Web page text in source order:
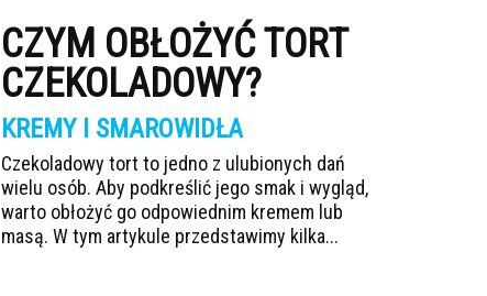
CZYM OBŁOŻYĆ TORT
CZEKOLADOWY?
KREMY I SMAROWIDŁA
Czekoladowy tort to jedno z ulubionych dań
wielu osób. Aby podkreślić jego smak i wygląd,
warto obłożyć go odpowiednim kremem lub
masą. W tym artykule przedstawimy kilka...